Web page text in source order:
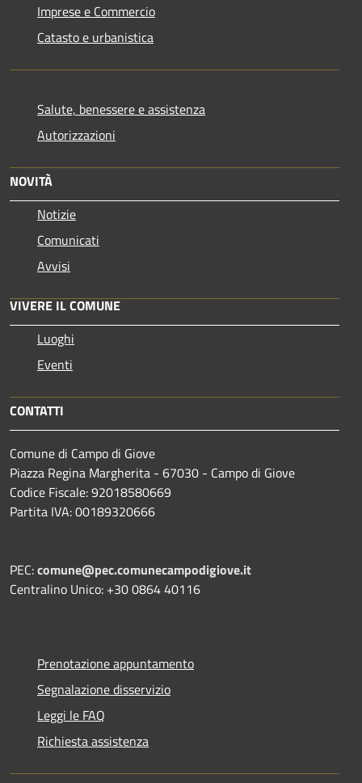
Imprese e Commercio
Catasto e urbanistica
Salute, benessere e assistenza
Autorizzazioni
NOVITÀ
Notizie
Comunicati
Avvisi
VIVERE IL COMUNE
Luoghi
Eventi
CONTATTI
Comune di Campo di Giove
Piazza Regina Margherita - 67030 - Campo di Giove
Codice Fiscale: 92018580669
Partita IVA: 00189320666
PEC:comune@pec.comunecampodigiove.it
Centralino Unico: +30 0864 40116
Prenotazione appuntamento
Segnalazione disservizio
Leggi le FAQ
Richiesta assistenza